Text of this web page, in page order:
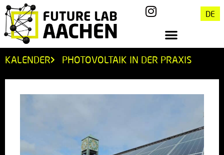
DE
KALENDER PHOTOVOLTAIK IN DER PRAXIS